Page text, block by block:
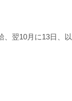
翌10月に13日、